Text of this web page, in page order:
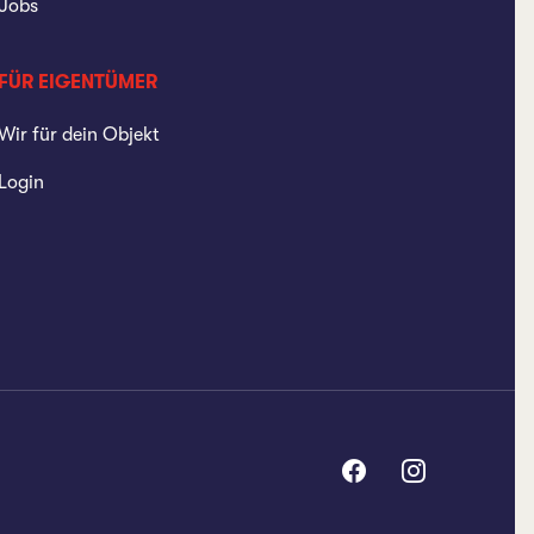
FÜR EIGENTÜMER
für dein Objekt
Login